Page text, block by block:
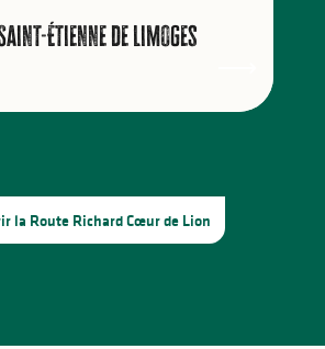
Étienne de Limoges
la Route Richard Cœur de Lion